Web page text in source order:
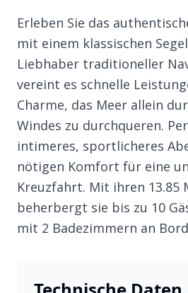
Erleben Sie das
mit einem klassischen
Liebhaber traditioneller
vereint es schnelle
Charme, das Meer allein
Windes zu durchqueren.
intimeres, sportlicheres
nötigen Komfort für eine
Kreuzfahrt. Mit ihren 13.85
beherbergt sie bis zu 10
mit 2 Badezimmern an